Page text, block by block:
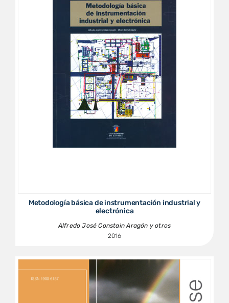
Metodología básica de instrumentación industrial y
electrónica
Alfredo José Constain Aragón y otros
2016